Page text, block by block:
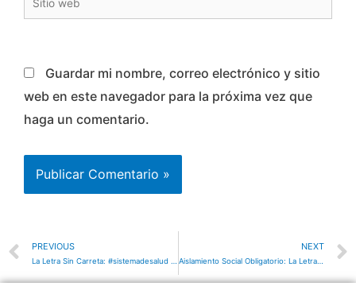
Guardar mi nombre, correo electrónico y sitio
web en este navegador para la próxima vez que
haga un comentario.
PREVIOUS NEXT
Aislamiento Social Obligatorio: La Letra Sin Carreta Episodio 7